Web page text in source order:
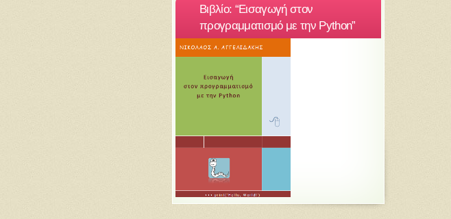
Βιβλίο: “Εισαγωγή στον
προγραμματισμό με την Python”